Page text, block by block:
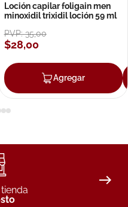
Agregar
Loción capilar foligain men
minoxidil trixidil loción 59 ml
PVP:35,00
$28,00
Agregar